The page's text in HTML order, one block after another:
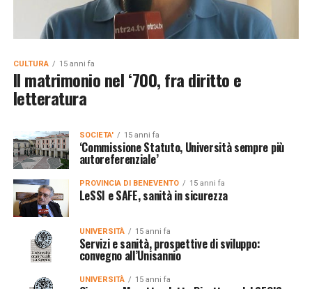
CULTURA 15 anni fa
Il matrimonio nel ‘700, fra diritto e
letteratura
SOCIETA' 15 anni fa
‘Commissione Statuto, Università sempre più
autoreferenziale’
PROVINCIA DI BENEVENTO 15 anni fa
LeSSI e SAFE, sanità in sicurezza
UNIVERSITÀ 15 anni fa
Servizi e sanità, prospettive di sviluppo:
convegno all’Unisannio
UNIVERSITÀ 15 anni fa